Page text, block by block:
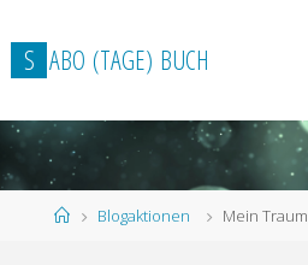
Inhalt
springen
S ABO (TAGE) BUCH
StartBlogaktionen Mein Traum